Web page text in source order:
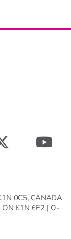
0C5, CANADA
ON K1N 6E2 | O-